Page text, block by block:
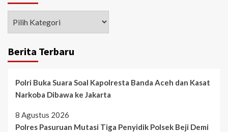
Berita Terbaru
Polri Buka Suara Soal Kapolresta Banda Aceh dan Kasat
Narkoba Dibawa ke Jakarta
8 Agustus 2026
Polres Pasuruan Mutasi Tiga Penyidik Polsek Beji Demi